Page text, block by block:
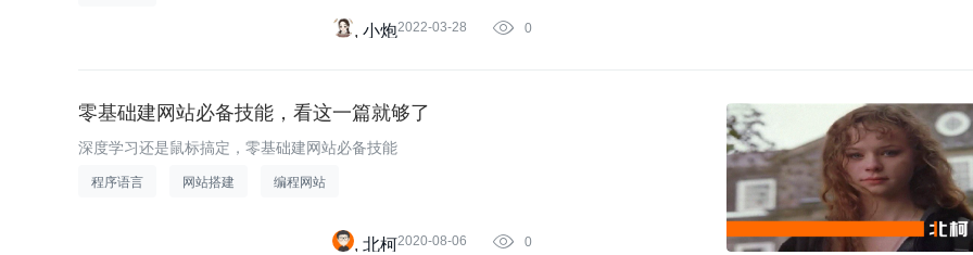
小炮2022-03-28  0
零基础建网站必备技能，看这一篇就够了
深度学习还是鼠标搞定，零基础建网站必备技能
程序语言 网站搭建 编程网站
北柯2020-08-06  0